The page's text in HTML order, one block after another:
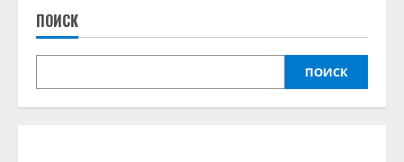
ПОИСК
ПОИСК